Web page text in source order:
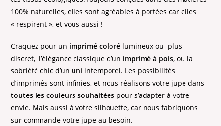
100% naturelles, elles sont agréables à portées car elles
« respirent », et vous aussi !
Craquez pour un imprimé coloré lumineux ou plus
discret, l’élégance classique d’un imprimé à pois, ou la
sobriété chic d’un uni intemporel. Les possibilités
d’imprimés sont infinies, et nous réalisons votre jupe dans
toutes les couleurs souhaitées pour s’adapter à votre
envie. Mais aussi à votre silhouette, car nous fabriquons
sur commande votre jupe au besoin.